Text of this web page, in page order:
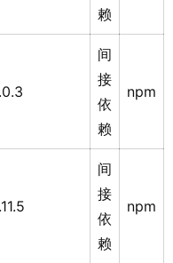
赖
间
接
依
赖
npm
间
接
依
赖
npm